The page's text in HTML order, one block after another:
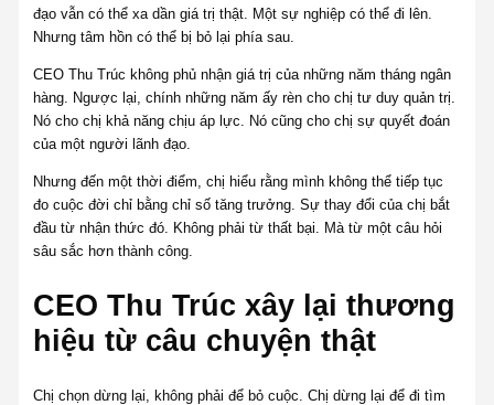
đạo vẫn có thể xa dần giá trị thật. Một sự nghiệp có thể đi lên.
Nhưng tâm hồn có thể bị bỏ lại phía sau.
CEO Thu Trúc không phủ nhận giá trị của những năm tháng ngân
hàng. Ngược lại, chính những năm ấy rèn cho chị tư duy quản trị.
Nó cho chị khả năng chịu áp lực. Nó cũng cho chị sự quyết đoán
của một người lãnh đạo.
Nhưng đến một thời điểm, chị hiểu rằng mình không thể tiếp tục
đo cuộc đời chỉ bằng chỉ số tăng trưởng. Sự thay đổi của chị bắt
đầu từ nhận thức đó. Không phải từ thất bại. Mà từ một câu hỏi
sâu sắc hơn thành công.
CEO Thu Trúc xây lại thương
hiệu từ câu chuyện thật
Chị chọn dừng lại, không phải để bỏ cuộc. Chị dừng lại để đi tìm